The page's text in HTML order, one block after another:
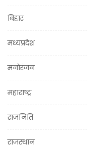
बिहार
मध्यप्रदेश
मनोरंजन
महाराष्ट्र
राजनिति
राजस्थान